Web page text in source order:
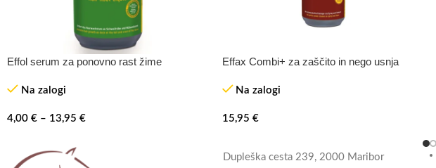
Effol serum za ponovno rast žime
Na zalogi
4,00 € – 13,95 €
Effax Combi+ za zaščito in nego usnja
Na zalogi
15,95 €
Dupleška cesta 239, 2000 Maribor